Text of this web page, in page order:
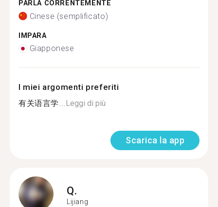
PARLA CORRENTEMENTE
Cinese (semplificato)
IMPARA
Giapponese
I miei argomenti preferiti
有关语言学...Leggi di più
Scarica la app
Q.
Lijiang